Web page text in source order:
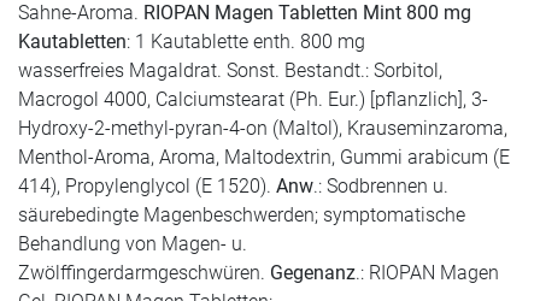
Sahne-Aroma. RIOPAN Magen Tabletten Mint 800 mg
Kautabletten: 1 Kautablette enth. 800 mg
wasserfreies Magaldrat. Sonst. Bestandt.: Sorbitol,
Macrogol 4000, Calciumstearat (Ph. Eur.) [pflanzlich], 3-
Hydroxy-2-methyl-pyran-4-on (Maltol), Krauseminzaroma,
Menthol-Aroma, Aroma, Maltodextrin, Gummi arabicum (E
414), Propylenglycol (E 1520). Anw.: Sodbrennen u.
säurebedingte Magenbeschwerden; symptomatische
Behandlung von Magen- u.
Zwölffingerdarmgeschwüren. Gegenanz.: RIOPAN Magen